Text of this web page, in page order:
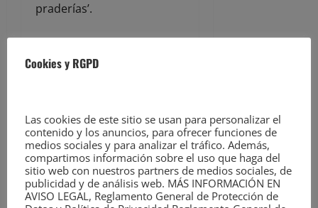
praderías’.
percepción visual de los
elevados de ruido,
quebrando el equilibrio
entre la vida rural y el
paisaje que la sostiene’.
Cookies y RGPD
Las cookies de este sitio se usan para personalizar el
contenido y los anuncios, para ofrecer funciones de
medios sociales y para analizar el tráfico. Además,
compartimos información sobre el uso que haga del
sitio web con nuestros partners de medios sociales, de
publicidad y de análisis web. MÁS INFORMACIÓN EN
AVISO LEGAL, Reglamento General de Protección de